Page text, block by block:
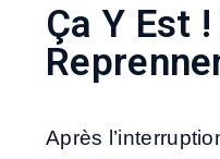
Ça Y Est
Après